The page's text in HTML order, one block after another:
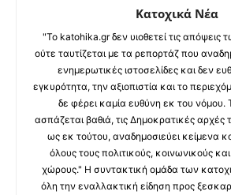
Κατοχικά Νέα
"Το katohika.gr δεν υιοθετεί τις
ούτε ταυτίζεται με τα ρεπορτάζ που
ενημερωτικές ιστοσελίδες και δεν
εγκυρότητα, την αξιοπιστία και το
δε φέρει καμία ευθύνη εκ του νόμου.
ασπάζεται βαθιά, τις Δημοκρατικές αρχές
ως εκ τούτου, αναδημοσιεύει κείμενα
όλους τους πολιτικούς, κοινωνικούς
χώρους." Η συντακτική ομάδα των
όλη την εναλλακτική είδηση προς